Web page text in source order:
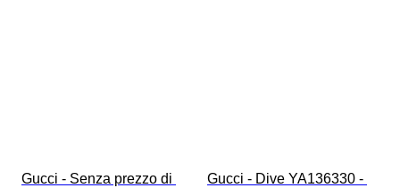
Gucci - Senza prezzo di
Gucci - Dive YA136330 -